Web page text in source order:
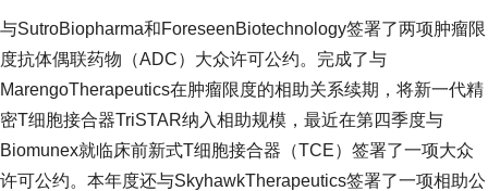
与SutroBiopharma和ForeseenBiotechnology签署了两项肿瘤限
度抗体偶联药物（ADC）大众许可公约。完成了与
MarengoTherapeutics在肿瘤限度的相助关系续期，将新一代精
密T细胞接合器TriSTAR纳入相助规模，最近在第四季度与
Biomunex就临床前新式T细胞接合器（TCE）签署了一项大众
许可公约。本年度还与SkyhawkTherapeutics签署了一项相助公